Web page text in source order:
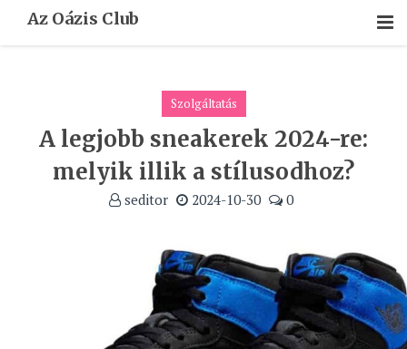
Az Oázis Club
Szolgáltatás
A legjobb sneakerek 2024-re:
melyik illik a stílusodhoz?
seditor 2024-10-30 0